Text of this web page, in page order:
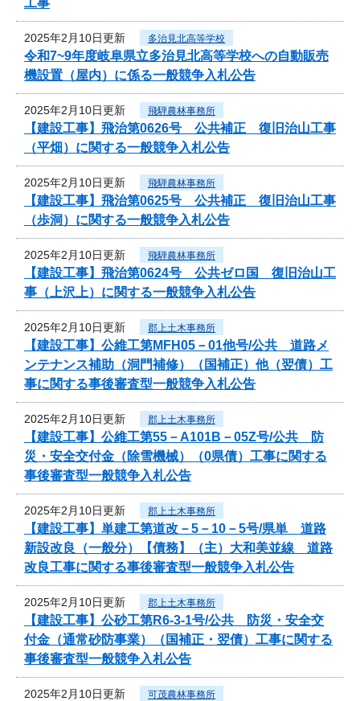
2025年2月10日更新 多治見北高等学校
令和7~9年度岐阜県立多治見北高等学校への自動販売
機設置（屋内）に係る一般競争入札公告
2025年2月10日更新 飛騨農林事務所
【建設工事】飛治第0626号 公共補正 復旧治山工事
（平畑）に関する一般競争入札公告
2025年2月10日更新 飛騨農林事務所
【建設工事】飛治第0625号 公共補正 復旧治山工事
（歩洞）に関する一般競争入札公告
2025年2月10日更新 飛騨農林事務所
【建設工事】飛治第0624号 公共ゼロ国 復旧治山工
事（上沢上）に関する一般競争入札公告
2025年2月10日更新 郡上土木事務所
【建設工事】公維工第MFH05－01他号/公共 道路メ
ンテナンス補助（洞門補修）（国補正）他（翌債）工
事に関する事後審査型一般競争入札公告
2025年2月10日更新 郡上土木事務所
【建設工事】公維工第55－A101B－05Z号/公共 防
災・安全交付金（除雪機械）（0県債）工事に関する
事後審査型一般競争入札公告
2025年2月10日更新 郡上土木事務所
【建設工事】単建工第道改－5－10－5号/県単 道路
新設改良（一般分）【債務】（主）大和美並線 道路
改良工事に関する事後審査型一般競争入札公告
2025年2月10日更新 郡上土木事務所
【建設工事】公砂工第R6-3-1号/公共 防災・安全交
付金（通常砂防事業）（国補正・翌債）工事に関する
事後審査型一般競争入札公告
2025年2月10日更新 可茂農林事務所